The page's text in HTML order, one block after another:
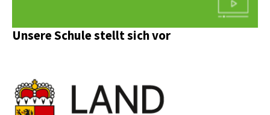
Unsere Schule stellt sich vor